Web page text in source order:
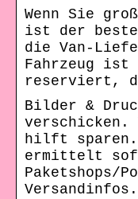
Wenn Sie
ist der
die Van-
Fahrzeug ist
reserviert,
Bilder &
verschicken.
hilft sparen.
ermittelt